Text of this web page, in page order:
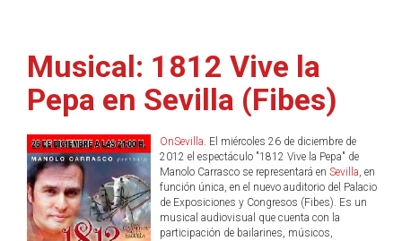
Musical: 1812 Vive la
Pepa en Sevilla (Fibes)
OnSevilla. El miércoles 26 de diciembre de
2012 el espectáculo "1812 Vive la Pepa" de
Manolo Carrasco se representará en Sevilla, en
función única, en el nuevo auditorio del Palacio
de Exposiciones y Congresos (Fibes). Es un
musical audiovisual que cuenta con la
participación de bailarines, músicos,